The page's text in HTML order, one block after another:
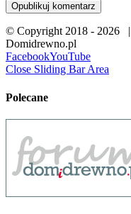
© Copyright 2018 - 2026
Domidrewno.pl
FacebookYouTube
Close Sliding Bar Area
Polecane